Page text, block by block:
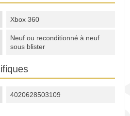
Xbox 360
Neuf ou reconditionné à neuf
sous blister
4020628503109